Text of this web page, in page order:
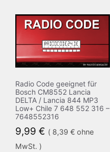
Radio Code geeignet für
Bosch CM8552 Lancia
DELTA / Lancia 844 MP3
Low+ Chile 7 648 552 316 –
7648552316
9,99 € ( 8,39 € ohne
MwSt. )